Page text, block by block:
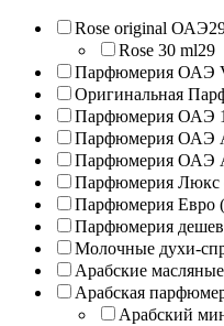
Rose original ОАЭ
Rose 30 ml29
Парфюмерия ОАЭ
Оригинальная
Парфюмерия ОАЭ
Парфюмерия ОАЭ
Парфюмерия ОАЭ A
Парфюмерия
Парфюмерия Евро
Парфюмерия
Молочные духи-
Арабские
Арабская
Арабский